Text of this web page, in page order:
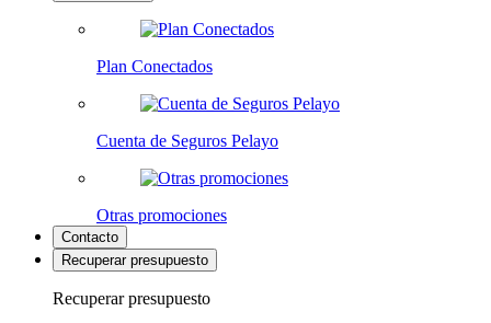
Plan Conectados
Cuenta de Seguros Pelayo
Otras promociones
Contacto
Recuperar presupuesto
Recuperar presupuesto